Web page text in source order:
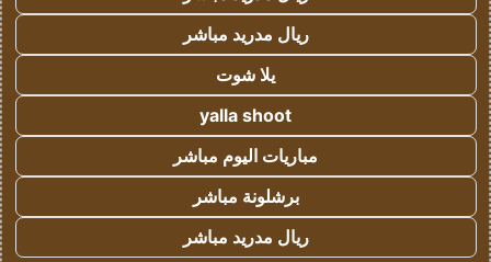
ريال مدريد مباشر
يلا شوت
yalla shoot
مباريات اليوم مباشر
برشلونة مباشر
ريال مدريد مباشر